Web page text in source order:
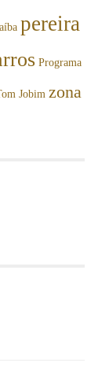
pereira
Programa
Jobim zona